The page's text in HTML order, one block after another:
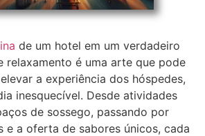
de um hotel em um verdadeiro
relaxamento é uma arte que pode
a experiência dos hóspedes,
inesquecível. Desde atividades
de sossego, passando por
e a oferta de sabores únicos, cada